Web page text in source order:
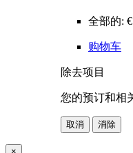
全部的: €
购物车
除去项目
您的预订和相
取消 消除